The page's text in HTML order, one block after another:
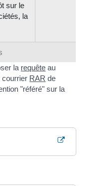
sur le
la
la requête au
courrier RAR de
"référé" sur la